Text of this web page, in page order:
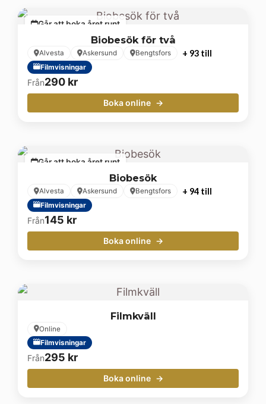
Går att boka året runt
Biobesök för två
Alvesta Askersund Bengtsfors + 93 till
Filmvisningar
Från290 kr
Boka online
Går att boka året runt
Biobesök
Alvesta Askersund Bengtsfors + 94 till
Filmvisningar
Från145 kr
Boka online
Filmkväll
Online
Filmvisningar
Från295 kr
Boka online